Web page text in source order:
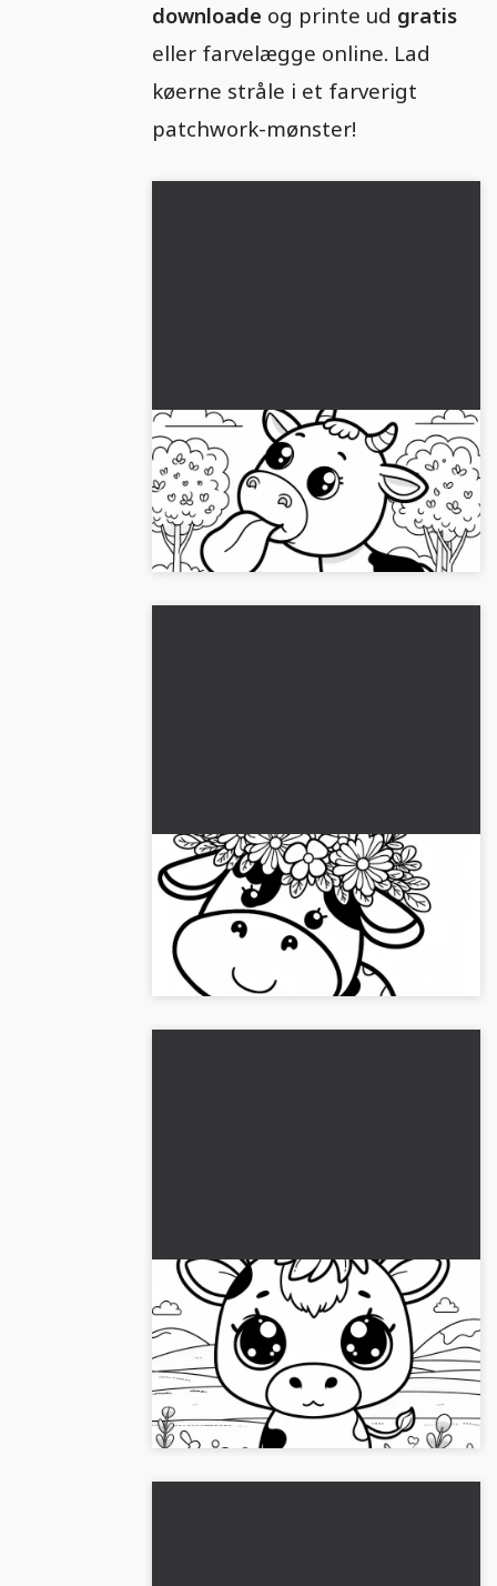
downloade og printe ud gratis
eller farvelægge online. Lad
køerne stråle i et farverigt
patchwork-mønster!
Ko almindelig tunge ud: Enkel
malerveske (Gratis)
Lave denne fantastiske malebog med en
ko og hent den gratis!...
Malebillede af en ko: Nem og
gratis at downloade
Få vores gratis malebog af en ko!
Download det eller mal det online....
Ko på græsmark: Enkel malebog
(Gratis)
Hent den gratis malebog om en ko på en
mark og farv den. Download nu gratis og
vær kreativ!...